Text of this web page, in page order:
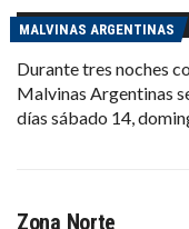
MALVINAS ARGENTINAS
Durante tres noches
Malvinas Argentinas
días sábado 14,
Zona Norte